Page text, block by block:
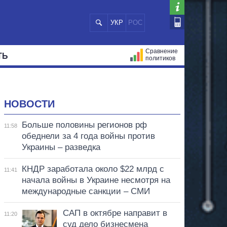
УКР РОС
Сравнение
политиков
НОВОСТИ
11:58
Больше половины регионов рф
обеднели за 4 года войны против
Украины – разведка
11:41
КНДР заработала около $22 млрд с
начала войны в Украине несмотря на
международные санкции – СМИ
11:20
САП в октябре направит в
суд дело бизнесмена